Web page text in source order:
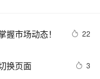
市场动态！ 22
换页面 3